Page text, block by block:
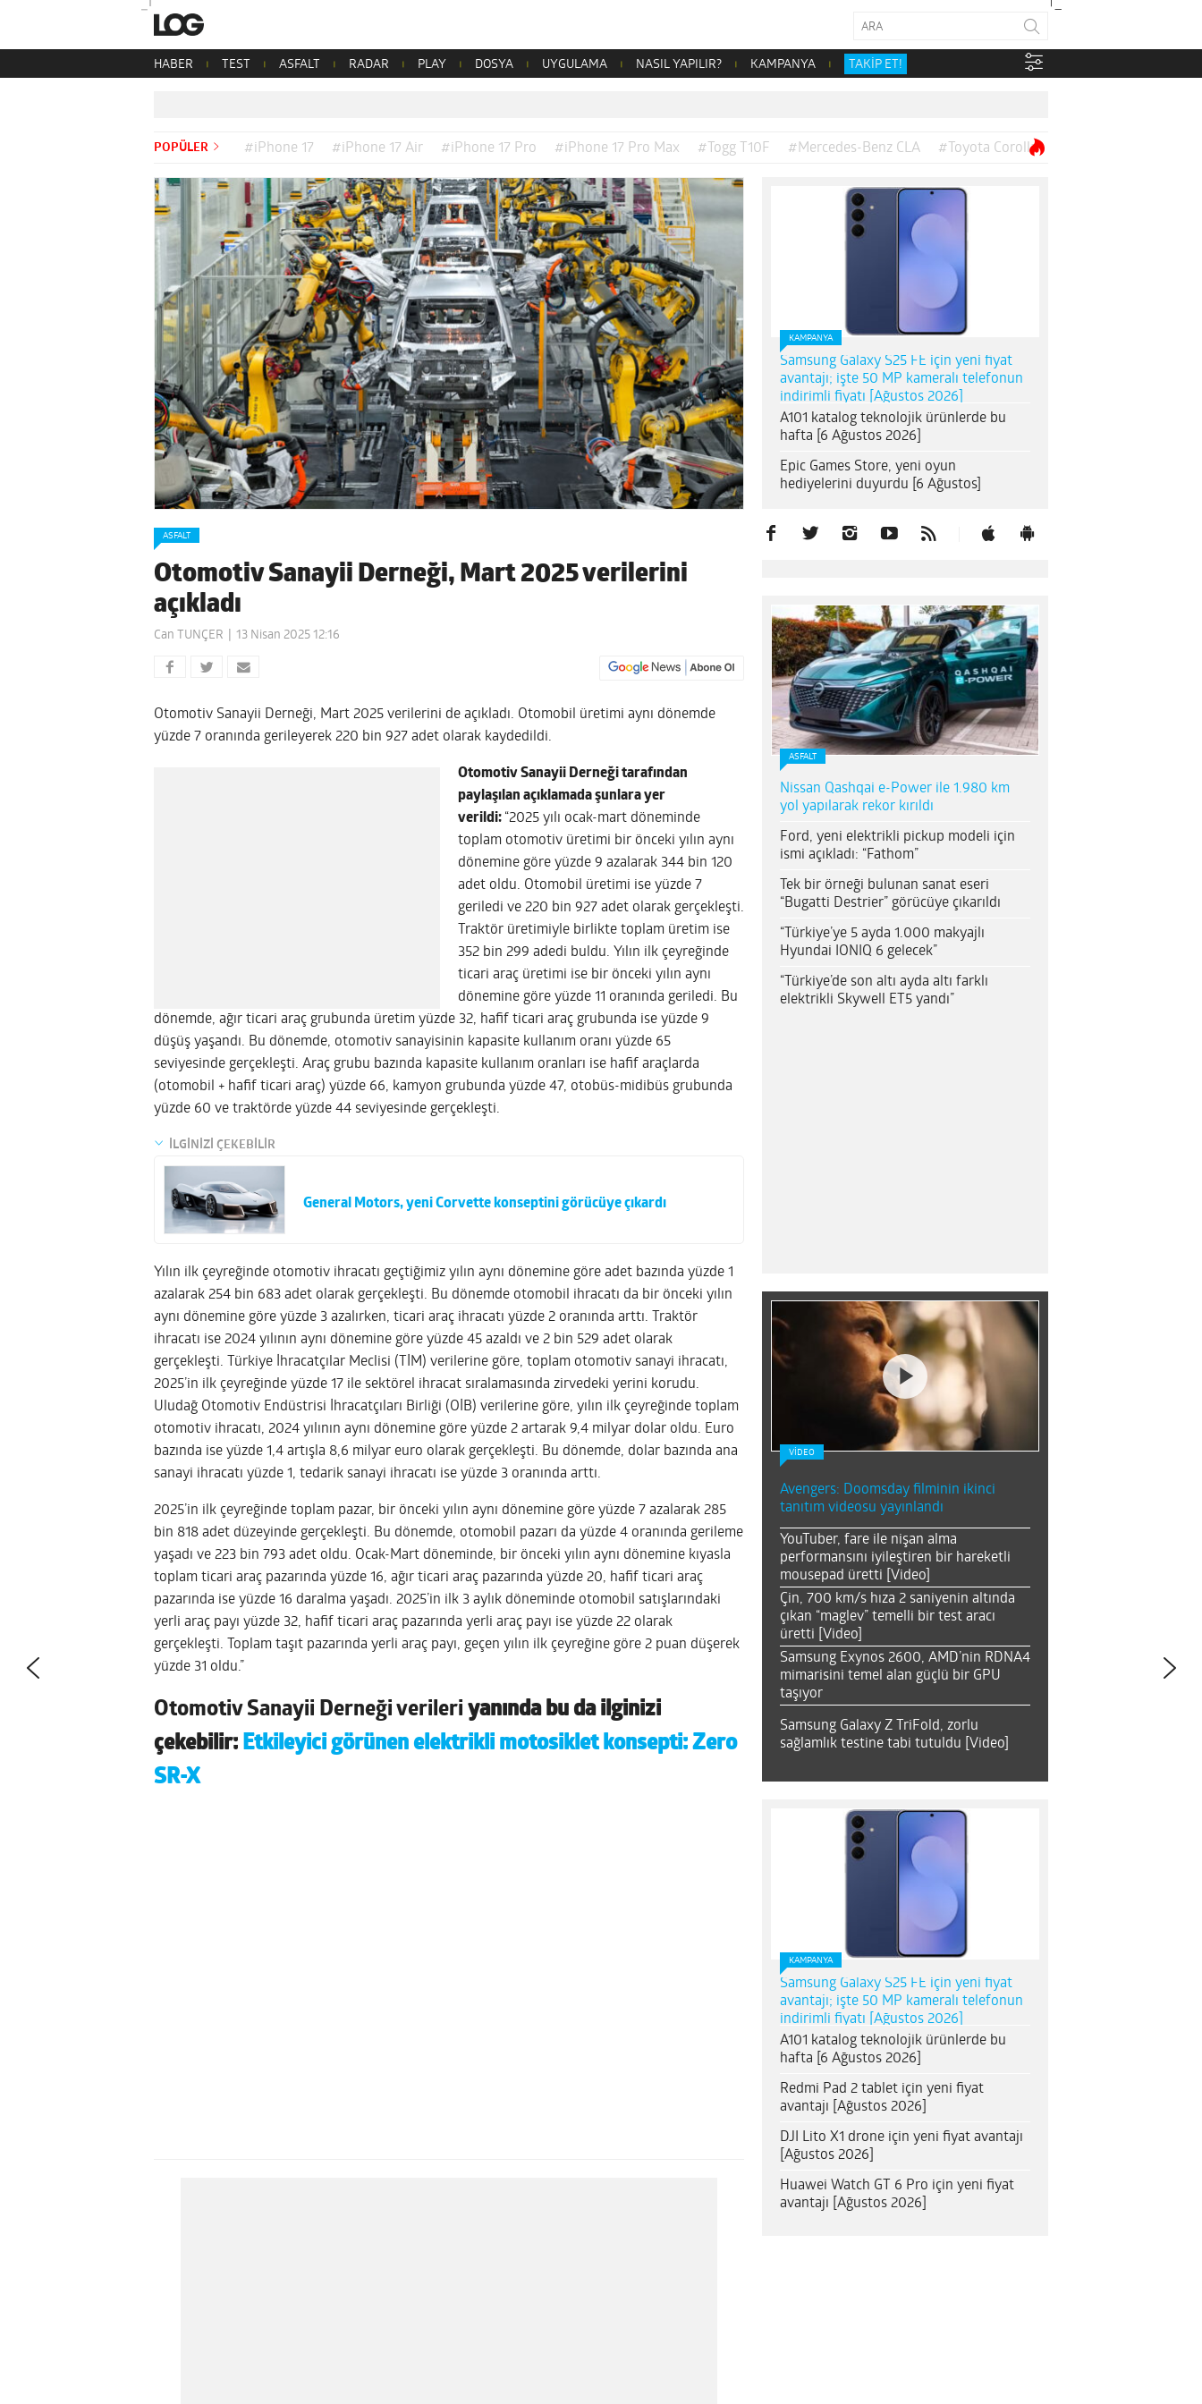
HABER TEST ASFALT RADAR PLAY DOSYA UYGULAMA NASIL YAPILIR? KAMPANYA TAKİP ET!
POPÜLER #iPhone 17 #iPhone 17 Air #iPhone 17 Pro #iPhone 17 Pro Max #Togg T10F #Mercedes-Benz CLA #Toyota Corolla
ASFALT
Otomotiv Sanayii Derneği, Mart 2025 verilerini
açıkladı
Can TUNÇER 13 Nisan 2025 12:16
Otomotiv Sanayii Derneği, Mart 2025 verilerini de açıkladı. Otomobil üretimi aynı dönemde
yüzde 7 oranında gerileyerek 220 bin 927 adet olarak kaydedildi.
Otomotiv Sanayii Derneği tarafından
paylaşılan açıklamada şunlara yer
verildi: “2025 yılı ocak-mart döneminde
toplam otomotiv üretimi bir önceki yılın aynı
dönemine göre yüzde 9 azalarak 344 bin 120
adet oldu. Otomobil üretimi ise yüzde 7
geriledi ve 220 bin 927 adet olarak gerçekleşti.
Traktör üretimiyle birlikte toplam üretim ise
352 bin 299 adedi buldu. Yılın ilk çeyreğinde
ticari araç üretimi ise bir önceki yılın aynı
dönemine göre yüzde 11 oranında geriledi. Bu
dönemde, ağır ticari araç grubunda üretim yüzde 32, hafif ticari araç grubunda ise yüzde 9
düşüş yaşandı. Bu dönemde, otomotiv sanayisinin kapasite kullanım oranı yüzde 65
seviyesinde gerçekleşti. Araç grubu bazında kapasite kullanım oranları ise hafif araçlarda
(otomobil + hafif ticari araç) yüzde 66, kamyon grubunda yüzde 47, otobüs-midibüs grubunda
yüzde 60 ve traktörde yüzde 44 seviyesinde gerçekleşti.
İLGİNİZİ ÇEKEBİLİR
General Motors, yeni Corvette konseptini görücüye çıkardı
Yılın ilk çeyreğinde otomotiv ihracatı geçtiğimiz yılın aynı dönemine göre adet bazında yüzde 1
azalarak 254 bin 683 adet olarak gerçekleşti. Bu dönemde otomobil ihracatı da bir önceki yılın
aynı dönemine göre yüzde 3 azalırken, ticari araç ihracatı yüzde 2 oranında arttı. Traktör
ihracatı ise 2024 yılının aynı dönemine göre yüzde 45 azaldı ve 2 bin 529 adet olarak
gerçekleşti. Türkiye İhracatçılar Meclisi (TİM) verilerine göre, toplam otomotiv sanayi ihracatı,
2025’in ilk çeyreğinde yüzde 17 ile sektörel ihracat sıralamasında zirvedeki yerini korudu.
Uludağ Otomotiv Endüstrisi İhracatçıları Birliği (OİB) verilerine göre, yılın ilk çeyreğinde toplam
otomotiv ihracatı, 2024 yılının aynı dönemine göre yüzde 2 artarak 9,4 milyar dolar oldu. Euro
bazında ise yüzde 1,4 artışla 8,6 milyar euro olarak gerçekleşti. Bu dönemde, dolar bazında ana
sanayi ihracatı yüzde 1, tedarik sanayi ihracatı ise yüzde 3 oranında arttı.
2025’in ilk çeyreğinde toplam pazar, bir önceki yılın aynı dönemine göre yüzde 7 azalarak 285
bin 818 adet düzeyinde gerçekleşti. Bu dönemde, otomobil pazarı da yüzde 4 oranında gerileme
yaşadı ve 223 bin 793 adet oldu. Ocak-Mart döneminde, bir önceki yılın aynı dönemine kıyasla
toplam ticari araç pazarında yüzde 16, ağır ticari araç pazarında yüzde 20, hafif ticari araç
pazarında ise yüzde 16 daralma yaşadı. 2025’in ilk 3 aylık döneminde otomobil satışlarındaki
yerli araç payı yüzde 32, hafif ticari araç pazarında yerli araç payı ise yüzde 22 olarak
gerçekleşti. Toplam taşıt pazarında yerli araç payı, geçen yılın ilk çeyreğine göre 2 puan düşerek
yüzde 31 oldu.”
Otomotiv Sanayii Derneği verileri yanında bu da ilginizi
çekebilir: Etkileyici görünen elektrikli motosiklet konsepti: Zero
SR-X
KAMPANYA
Samsung Galaxy S25 FE için yeni fiyat
avantajı; işte 50 MP kameralı telefonun
indirimli fiyatı [Ağustos 2026]
A101 katalog teknolojik ürünlerde bu
hafta [6 Ağustos 2026]
Epic Games Store, yeni oyun
hediyelerini duyurdu [6 Ağustos]
ASFALT
Nissan Qashqai e-Power ile 1.980 km
yol yapılarak rekor kırıldı
Ford, yeni elektrikli pickup modeli için
ismi açıkladı: “Fathom”
Tek bir örneği bulunan sanat eseri
“Bugatti Destrier” görücüye çıkarıldı
“Türkiye’ye 5 ayda 1.000 makyajlı
Hyundai IONIQ 6 gelecek”
“Türkiye’de son altı ayda altı farklı
elektrikli Skywell ET5 yandı”
VİDEO
Avengers: Doomsday filminin ikinci
tanıtım videosu yayınlandı
YouTuber, fare ile nişan alma
performansını iyileştiren bir hareketli
mousepad üretti [Video]
Çin, 700 km/s hıza 2 saniyenin altında
çıkan “maglev” temelli bir test aracı
üretti [Video]
Samsung Exynos 2600, AMD’nin RDNA4
mimarisini temel alan güçlü bir GPU
taşıyor
Samsung Galaxy Z TriFold, zorlu
sağlamlık testine tabi tutuldu [Video]
KAMPANYA
Samsung Galaxy S25 FE için yeni fiyat
avantajı; işte 50 MP kameralı telefonun
indirimli fiyatı [Ağustos 2026]
A101 katalog teknolojik ürünlerde bu
hafta [6 Ağustos 2026]
Redmi Pad 2 tablet için yeni fiyat
avantajı [Ağustos 2026]
DJI Lito X1 drone için yeni fiyat avantajı
[Ağustos 2026]
Huawei Watch GT 6 Pro için yeni fiyat
avantajı [Ağustos 2026]